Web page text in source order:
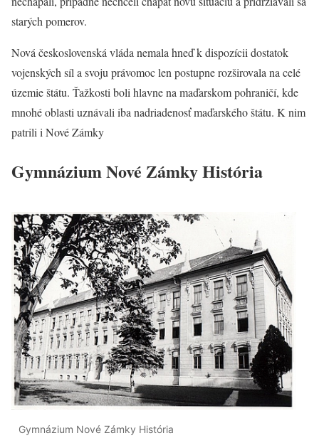
starých pomerov.
Nová československá vláda nemala hneď k dispozícii dostatok
vojenských síl a svoju právomoc len postupne rozširovala na celé
územie štátu. Ťažkosti boli hlavne na maďarskom pohraničí, kde
mnohé oblasti uznávali iba nadriadenosť maďarského štátu. K nim
patrili i Nové Zámky
Gymnázium Nové Zámky História
Gymnázium Nové Zámky História